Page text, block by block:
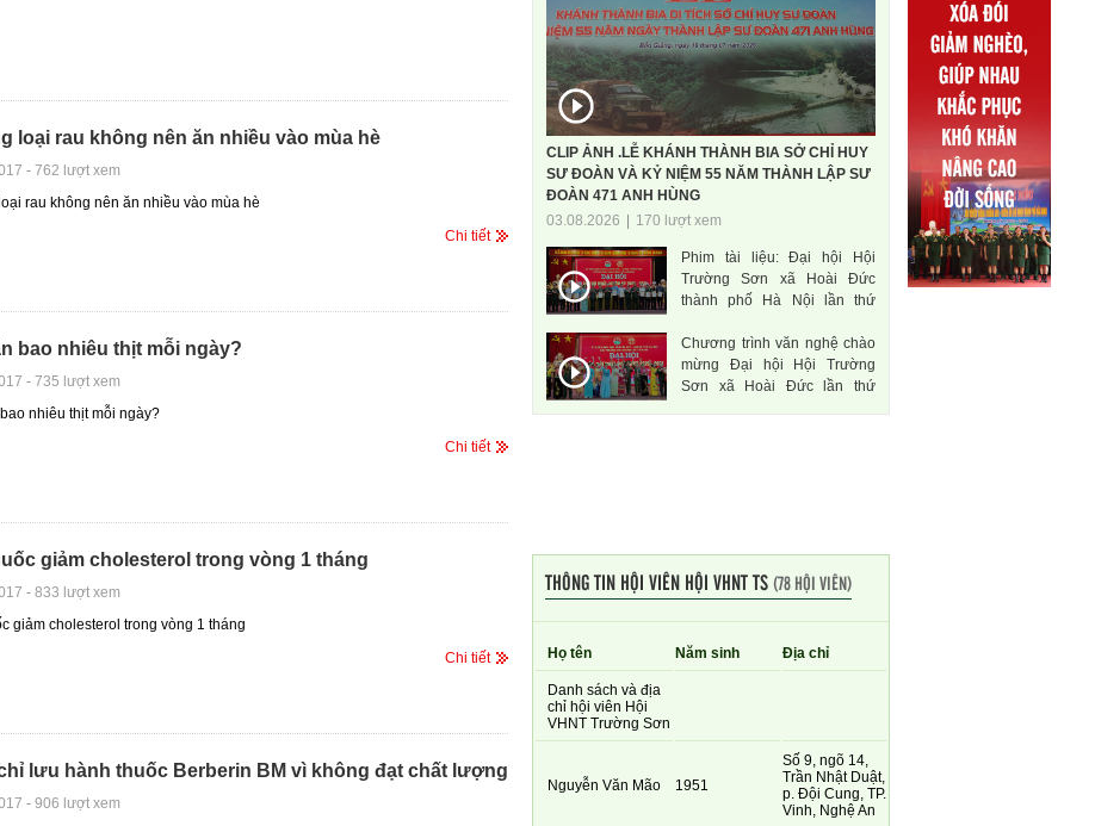
loại rau không nên ăn nhiều vào mùa hè
- 762 lượt xem
rau không nên ăn nhiều vào mùa hè
Chi tiết
bao nhiêu thịt mỗi ngày?
- 735 lượt xem
nhiêu thịt mỗi ngày?
Chi tiết
giảm cholesterol trong vòng 1 tháng
- 833 lượt xem
giảm cholesterol trong vòng 1 tháng
Chi tiết
lưu hành thuốc Berberin BM vì không đạt chất lượng
- 906 lượt xem
CLIP ẢNH .LỄ KHÁNH THÀNH BIA SỞ CHỈ HUY
SƯ ĐOÀN VÀ KỶ NIỆM 55 NĂM THÀNH LẬP SƯ
ĐOÀN 471 ANH HÙNG
03.08.2026
170 lượt xem
Phim tài liệu: Đại hội Hội
Trường Sơn xã Hoài Đức
thành phố Hà Nội lần thứ
Chương trình văn nghệ chào
mừng Đại hội Hội Trường
Sơn xã Hoài Đức lần thứ
THÔNG TIN HỘI VIÊN HỘI VHNT TS(78 HỘI VIÊN)
Họ tên Năm sinh Địa chỉ
Danh sách và địa
chỉ hội viên Hội
VHNT Trường Sơn
Nguyễn Văn Mão 1951
Số 9, ngõ 14,
Trần Nhật Duật,
p. Đội Cung, TP.
Vinh, Nghệ An